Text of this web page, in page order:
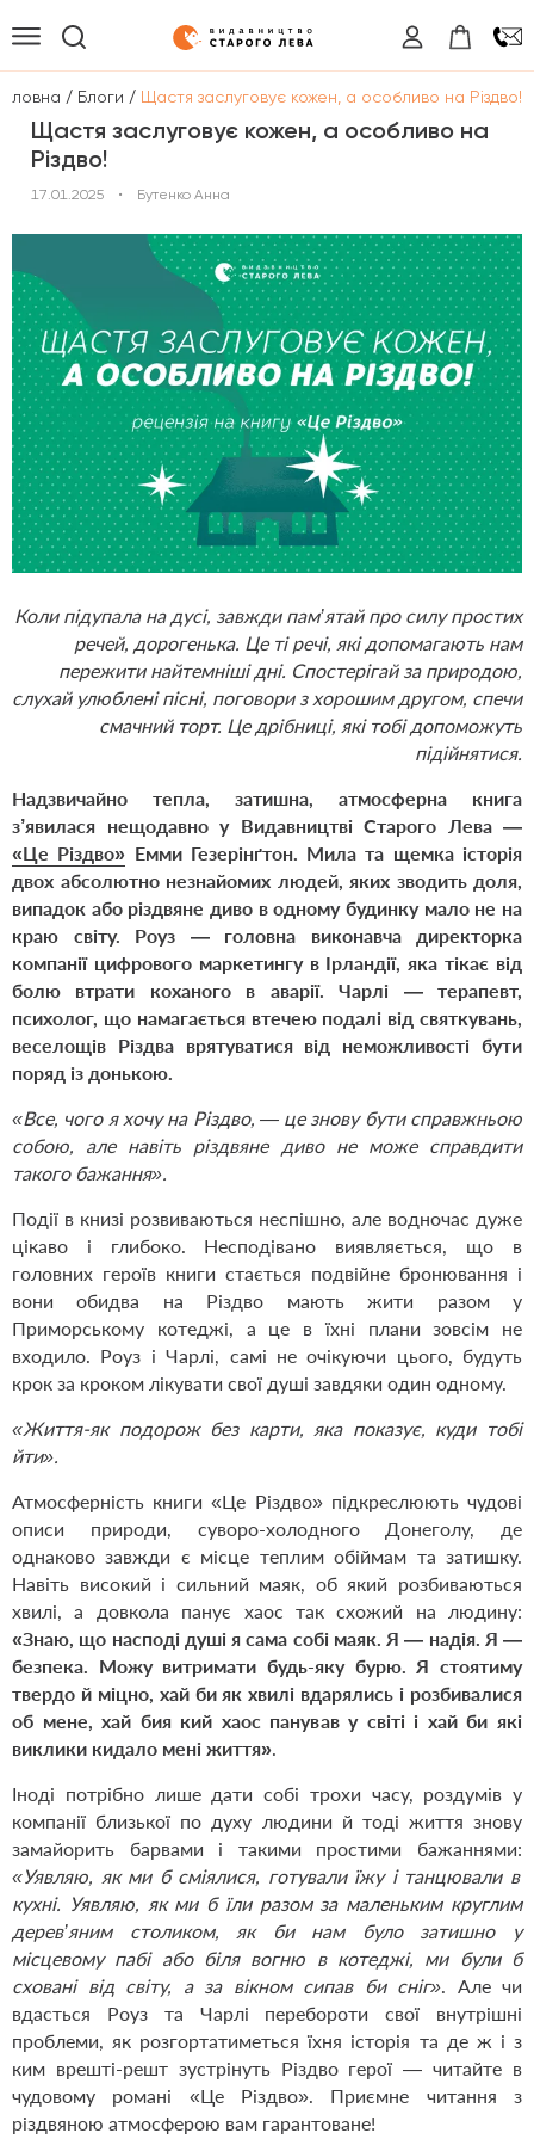
/ Блоги / Щастя заслуговує кожен, а особливо на Різдво!
Щастя заслуговує кожен, а особливо на
Різдво!
17.01.2025 • Бутенко Анна
Коли підупала на дусі, завжди пам’ятай про силу простих
речей, дорогенька. Це ті речі, які допомагають нам
пережити найтемніші дні. Спостерігай за природою,
слухай улюблені пісні, поговори з хорошим другом, спечи
смачний торт. Це дрібниці, які тобі допоможуть
підійнятися.
Надзвичайно тепла, затишна, атмосферна книга
з’явилася нещодавно у Видавництві Старого Лева —
«Це Різдво» Емми Гезерінґтон. Мила та щемка історія
двох абсолютно незнайомих людей, яких зводить доля,
випадок або різдвяне диво в одному будинку мало не на
краю світу. Роуз — головна виконавча директорка
компанії цифрового маркетингу в Ірландії, яка тікає від
болю втрати коханого в аварії. Чарлі — терапевт,
психолог, що намагається втечею подалі від святкувань,
веселощів Різдва врятуватися від неможливості бути
поряд із донькою.
«Все, чого я хочу на Різдво, — це знову бути справжньою
собою, але навіть різдвяне диво не може справдити
такого бажання».
Події в книзі розвиваються неспішно, але водночас дуже
цікаво і глибоко. Несподівано виявляється, що в
головних героїв книги стається подвійне бронювання і
вони обидва на Різдво мають жити разом у
Приморському котеджі, а це в їхні плани зовсім не
входило. Роуз і Чарлі, самі не очікуючи цього, будуть
крок за кроком лікувати свої душі завдяки один одному.
«Життя-як подорож без карти, яка показує, куди тобі
йти».
Атмосферність книги «Це Різдво» підкреслюють чудові
описи природи, суворо-холодного Донеголу, де
однаково завжди є місце теплим обіймам та затишку.
Навіть високий і сильний маяк, об який розбиваються
хвилі, а довкола панує хаос так схожий на людину:
«Знаю, що насподі душі я сама собі маяк. Я — надія. Я —
безпека. Можу витримати будь-яку бурю. Я стоятиму
твердо й міцно, хай би як хвилі вдарялись і розбивалися
об мене, хай бия кий хаос панував у світі і хай би які
виклики кидало мені життя».
Іноді потрібно лише дати собі трохи часу, роздумів у
компанії близької по духу людини й тоді життя знову
замайорить барвами і такими простими бажаннями:
«Уявляю, як ми б сміялися, готували їжу і танцювали в
кухні. Уявляю, як ми б їли разом за маленьким круглим
дерев’яним столиком, як би нам було затишно у
місцевому пабі або біля вогню в котеджі, ми були б
сховані від світу, а за вікном сипав би сніг». Але чи
вдасться Роуз та Чарлі перебороти свої внутрішні
проблеми, як розгортатиметься їхня історія та де ж і з
ким врешті-решт зустрінуть Різдво герої — читайте в
чудовому романі «Це Різдво». Приємне читання з
різдвяною атмосферою вам гарантоване!